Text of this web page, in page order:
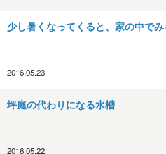
少し暑くなってくると、家の中で
2016.05.23
坪庭の代わりになる水槽
2016.05.22